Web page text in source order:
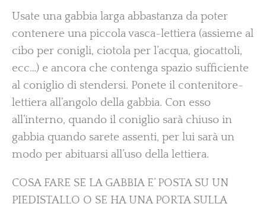
Usate una gabbia larga abbastanza da poter
contenere una piccola vasca-lettiera (assieme al
cibo per conigli, ciotola per l’acqua, giocattoli,
ecc…) e ancora che contenga spazio sufficiente
al coniglio di stendersi. Ponete il contenitore-
lettiera all’angolo della gabbia. Con esso
all’interno, quando il coniglio sarà chiuso in
gabbia quando sarete assenti, per lui sarà un
modo per abituarsi all’uso della lettiera.
COSA FARE SE LA GABBIA E’ POSTA SU UN
PIEDISTALLO O SE HA UNA PORTA SULLA